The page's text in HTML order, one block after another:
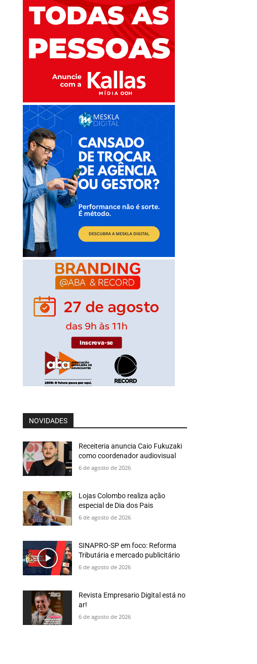
NOVIDADES
Receiteria anuncia Caio Fukuzaki
como coordenador audiovisual
6 de agosto de 2026
Lojas Colombo realiza ação
especial de Dia dos Pais
6 de agosto de 2026
SINAPRO-SP em foco: Reforma
Tributária e mercado publicitário
6 de agosto de 2026
Revista Empresario Digital está no
ar!
6 de agosto de 2026